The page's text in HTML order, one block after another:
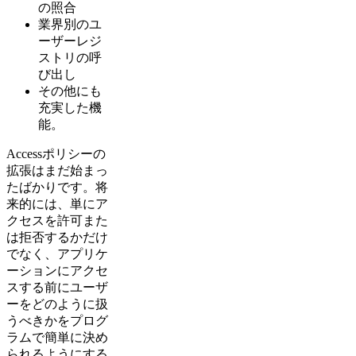
の照合
業界別のユ
ーザーレジ
ストリの呼
び出し
その他にも
充実した機
能。
Accessポリシーの
拡張はまだ始まっ
たばかりです。将
来的には、単にア
クセスを許可また
は拒否するかだけ
でなく、アプリケ
ーションにアクセ
スする前にユーザ
ーをどのように扱
うべきかをプログ
ラムで簡単に決め